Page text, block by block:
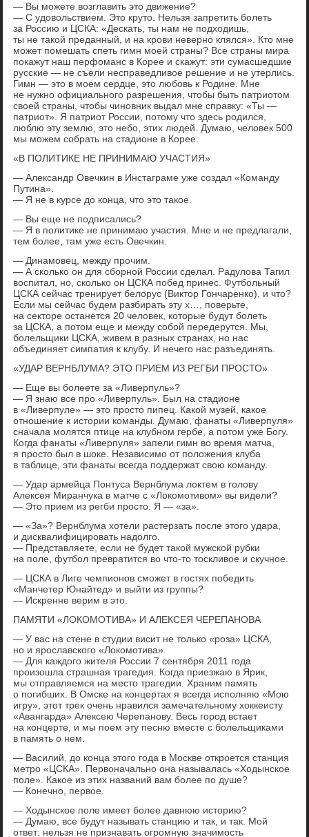
— Вы можете возглавить это движение?
— С удовольствием. Это круто. Нельзя запретить болеть
за Россию и ЦСКА: «Дескать, ты нам не подходишь,
ты не такой преданный, и на крови неверно клялся». Кто мне
может помешать спеть гимн моей страны? Все страны мира
покажут наш перфоманс в Корее и скажут: эти сумасшедшие
русские — не съели несправедливое решение и не утерлись.
Гимн — это в моем сердце, это любовь к Родине. Мне
не нужно официального разрешения, чтобы быть патриотом
своей страны, чтобы чиновник выдал мне справку: «Ты —
патриот». Я патриот России, потому что здесь родился,
люблю эту землю, это небо, этих людей. Думаю, человек 500
мы можем собрать на стадионе в Корее.
«В ПОЛИТИКЕ НЕ ПРИНИМАЮ УЧАСТИЯ»
— Александр Овечкин в Инстаграме уже создал «Команду
Путина».
— Я не в курсе до конца, что это такое.
— Вы еще не подписались?
— Я в политике не принимаю участия. Мне и не предлагали,
тем более, там уже есть Овечкин.
— Динамовец, между прочим.
— А сколько он для сборной России сделал. Радулова Тагил
воспитал, но, сколько он ЦСКА побед принес. Футбольный
ЦСКА сейчас тренирует белорус (Виктор Гончаренко), и что?
Если мы сейчас будем разбирать эту х…, поверьте,
на секторе останется 20 человек, которые будут болеть
за ЦСКА, а потом еще и между собой передерутся. Мы,
болельщики ЦСКА, живем в разных странах, но нас
объединяет симпатия к клубу. И нечего нас разъединять.
«УДАР ВЕРНБЛУМА? ЭТО ПРИЕМ ИЗ РЕГБИ ПРОСТО»
— Еще вы болеете за «Ливерпуль»?
— Я знаю все про «Ливерпуль». Был на стадионе
в «Ливерпуле» — это просто пипец. Какой музей, какое
отношение к истории команды. Думаю, фанаты «Ливерпуля»
сначала молятся птице на клубном гербе, а потом уже Богу.
Когда фанаты «Ливерпуля» запели гимн во время матча,
я просто был в шоке. Независимо от положения клуба
в таблице, эти фанаты всегда поддержат свою команду.
— Удар армейца Понтуса Вернблума локтем в голову
Алексея Миранчука в матче с «Локомотивом» вы видели?
— Это прием из регби просто. Я — «за».
— «За»? Вернблума хотели растерзать после этого удара,
и дисквалифицировать надолго.
— Представляете, если не будет такой мужской рубки
на поле, футбол превратится во что-то тоскливое и скучное.
— ЦСКА в Лиге чемпионов сможет в гостях победить
«Манчетер Юнайтед» и выйти из группы?
— Искренне верим в это.
ПАМЯТИ «ЛОКОМОТИВА» И АЛЕКСЕЯ ЧЕРЕПАНОВА
— У вас на стене в студии висит не только «роза» ЦСКА,
но и ярославского «Локомотива».
— Для каждого жителя России 7 сентября 2011 года
произошла страшная трагедия. Когда приезжаю в Ярик,
мы отправляемся на место трагедии. Храним память
о погибших. В Омске на концертах я всегда исполняю «Мою
игру», этот трек очень нравился замечательному хоккеисту
«Авангарда» Алексею Черепанову. Весь город встает
на концерте, и мы поем эту песню вместе с болельщиками
в память о нем.
— Василий, до конца этого года в Москве откроется станция
метро «ЦСКА». Первоначально она называлась «Ходынское
поле». Какое из этих названий вам более по душе?
— Конечно, первое.
— Ходынское поле имеет более давнюю историю?
— Думаю, все будут называть станцию и так, и так. Мой
ответ: нельзя не признавать огромную значимость